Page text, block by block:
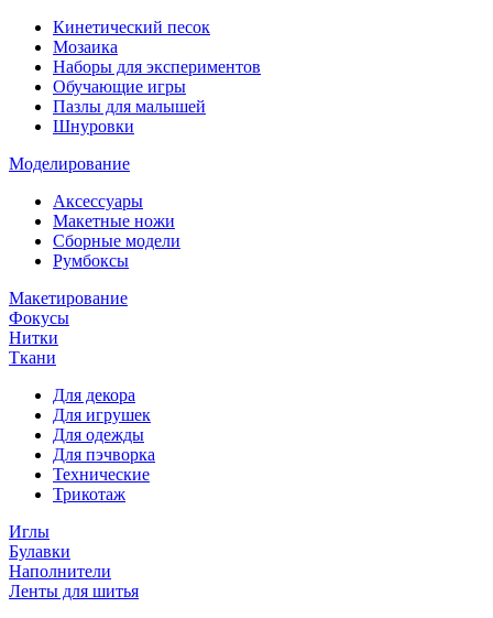
Кинетический песок
Мозаика
Наборы для экспериментов
Обучающие игры
Пазлы для малышей
Шнуровки
Моделирование
Аксессуары
Макетные ножи
Сборные модели
Румбоксы
Макетирование
Фокусы
Нитки
Ткани
Для декора
Для игрушек
Для одежды
Для пэчворка
Технические
Трикотаж
Иглы
Булавки
Наполнители
Ленты для шитья